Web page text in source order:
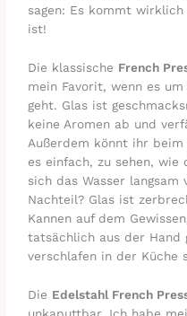
sagen: Es kommt
ist!
Die klassische French
mein Favorit, wenn es
geht. Glas ist
keine Aromen ab und
Außerdem könnt ihr
es einfach, zu sehen,
sich das Wasser
Nachteil? Glas ist
Kannen auf dem
tatsächlich aus der
verschlafen in der Küche
Die Edelstahl French